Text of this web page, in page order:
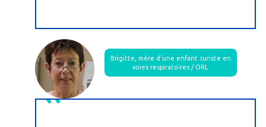
Brigitte, mère d’une enfant curiste en
voies respiratoires / ORL